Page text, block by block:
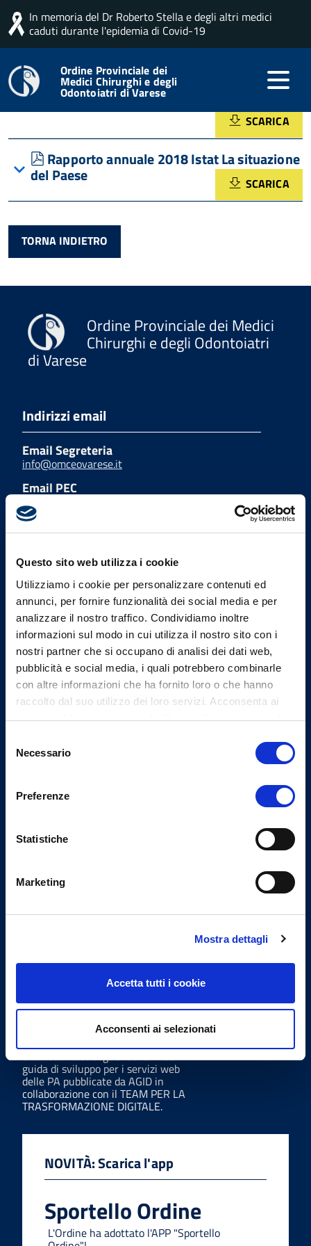
Questo sito web utilizza i cookie
Utilizziamo i cookie per personalizzare contenuti ed
annunci, per fornire funzionalità dei social media e per
analizzare il nostro traffico. Condividiamo inoltre
informazioni sul modo in cui utilizza il nostro sito con i
nostri partner che si occupano di analisi dei dati web,
pubblicità e social media, i quali potrebbero combinarle
con altre informazioni che ha fornito loro o che hanno
raccolto dal suo utilizzo dei loro servizi. Acconsenta ai
nostri cookie se continua ad utilizzare il nostro sito web.
delNecessario
Preferenze
Statistiche
Marketing
Mostra dettagli
Accetta tutti i cookie
Acconsenti ai selezionati
In memoria del Dr Roberto Stella e degli altri medici
caduti durante l'epidemia di Covid-19
Ordine Provinciale dei
Medici Chirurghi e degli
Odontoiatri di Varese
Home Formazione Pubblicazioni
Pubblicazioni
pdf
Rapporto GIMBE sulla sostenibilità SSN
SCARICA
pdf
Rapporto annuale 2018 Istat La situazione
del Paese SCARICA
TORNA INDIETRO
Ordine Provinciale dei Medici
Chirurghi e degli Odontoiatri
di Varese
Indirizzi email
Email Segreteria
info@omceovarese.it
Email PEC
protocollo@pec.omceovarese.it
Uffici
Indirizzo
Viale Milano, 27 - 21100
Varese
Tel.
(+39) 0332.232401
Fax
Codice fiscale
Linee Guida
Sito realizzato seguendo le linee
guida di sviluppo per i servizi web
delle PA pubblicate da AGID in
collaborazione con il TEAM PER LA
TRASFORMAZIONE DIGITALE.
NOVITÀ: Scarica l'app
Sportello Ordine
L'Ordine ha adottato l'APP "Sportello